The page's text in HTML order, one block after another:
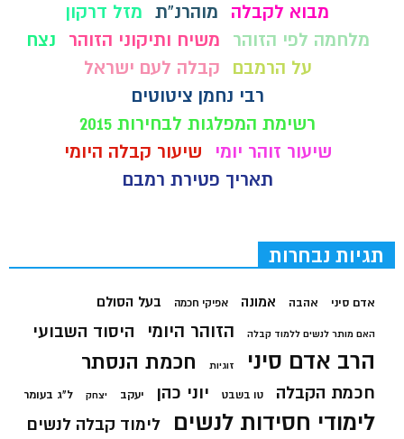
מבוא לקבלה
מוהרנ”ת מזל דרקון
מלחמה לפי הזוהר
משיח ותיקוני הזוהר
נצח
על הרמבם
קבלה לעם ישראל
רבי נחמן ציטוטים
רשימת המפלגות לבחירות 2015
שיעור זוהר יומי
שיעור קבלה היומי
תאריך פטירת רמבם
תגיות נבחרות
אדם סיני אהבה אמונה אפיקי חכמה בעל הסולם
האם מותר לנשים ללמוד קבלה הזוהר היומי היסוד השבועי
הרב אדם סיני זוגיות חכמת הנסתר
חכמת הקבלה טו בשבט יוני כהן יעקב יצחק ל"ג בעומר
לימודי חסידות לנשים לימוד קבלה לנשים